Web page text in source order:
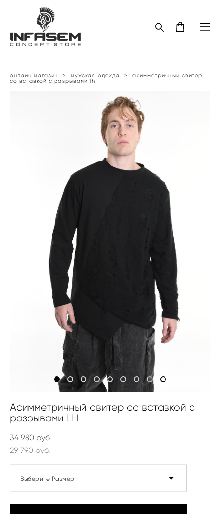
онлайн магазин > мужская одежда >
асимметричный свитер
со вставкой с разрывами lh
Асимметричный свитер со вставкой с
разрывами LH
34 980 pуб.
29 790 pуб.
Выберите Размер